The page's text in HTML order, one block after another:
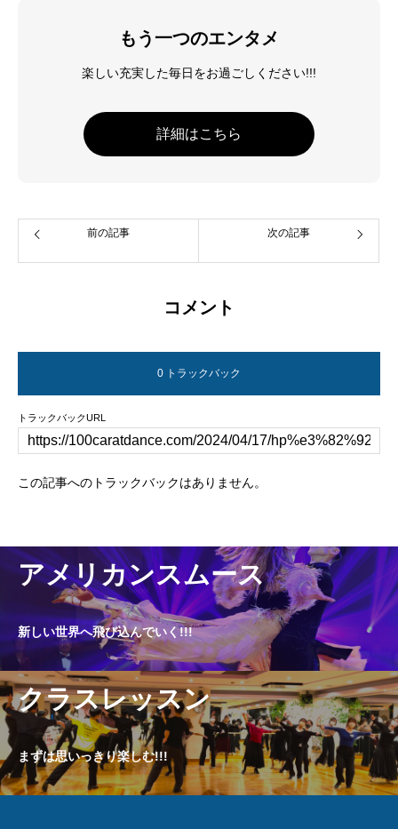
もう一つのエンタメ
楽しい充実した毎日をお過ごしください!!!
詳細はこちら
前の記事 次の記事
コメント
0 トラックバック
トラックバックURL
この記事へのトラックバックはありません。
アメリカンスムース
新しい世界へ飛び込んでいく!!!
クラスレッスン
まずは思いっきり楽しむ!!!